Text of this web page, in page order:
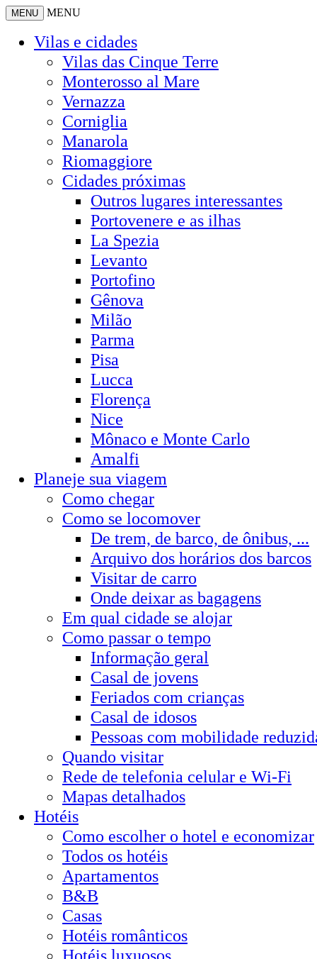
MENU MENU
Vilas e cidades
Vilas das Cinque Terre
Monterosso al Mare
Vernazza
Corniglia
Manarola
Riomaggiore
Cidades próximas
Outros lugares interessantes
Portovenere e as ilhas
La Spezia
Levanto
Portofino
Gênova
Milão
Parma
Pisa
Lucca
Florença
Nice
Mônaco e Monte Carlo
Amalfi
Planeje sua viagem
Como chegar
Como se locomover
De trem, de barco, de ônibus, ...
Arquivo dos horários dos barcos
Visitar de carro
Onde deixar as bagagens
Em qual cidade se alojar
Como passar o tempo
Informação geral
Casal de jovens
Feriados com crianças
Casal de idosos
Pessoas com mobilidade
Quando visitar
Rede de telefonia celular e Wi-Fi
Mapas detalhados
Hotéis
Como escolher o hotel e economizar
Todos os hotéis
Apartamentos
B&B
Casas
Hotéis românticos
Hotéis luxuosos